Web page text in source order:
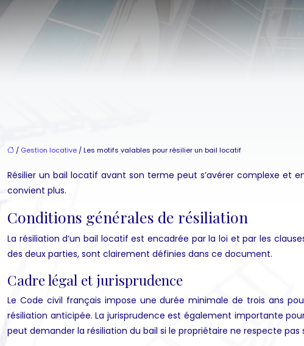
/ Gestion locative / Les motifs valables pour résilier un bail locatif
Résilier un bail locatif avant son terme peut s’avérer complexe et
convient plus.
Conditions générales de résiliation
La résiliation d’un bail locatif est encadrée par la loi et par les
des deux parties, sont clairement définies dans ce document.
Cadre légal et jurisprudence
Le Code civil français impose une durée minimale de trois ans
résiliation anticipée. La jurisprudence est également importante
peut demander la résiliation du bail si le propriétaire ne respecte pas